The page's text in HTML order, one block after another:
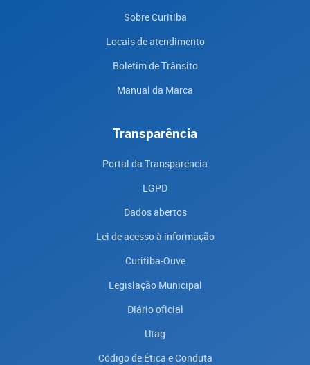
Sobre Curitiba
Locais de atendimento
Boletim de Trânsito
Manual da Marca
Transparência
Portal da Transparencia
LGPD
Dados abertos
Lei de acesso à informação
Curitiba-Ouve
Legislação Municipal
Diário oficial
Utag
Código de Ética e Conduta